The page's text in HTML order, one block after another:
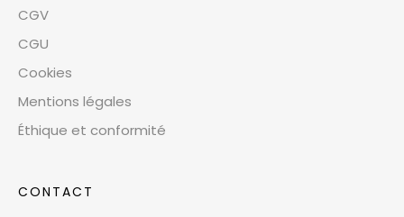
CGV
CGU
Cookies
Mentions légales
Éthique et conformité
CONTACT